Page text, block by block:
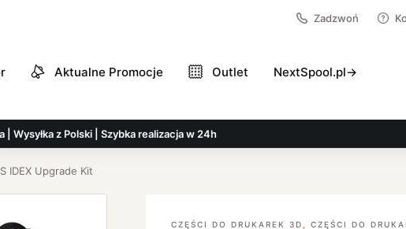
Zadzwoń
Aktualne Promocje Outlet NextSpool.pl→
| Wysyłka z Polski | Szybka realizacja w 24h
IDEX Upgrade Kit
CZĘŚCI DO DRUKAREK 3D CZĘŚCI DO